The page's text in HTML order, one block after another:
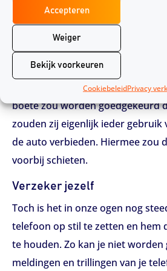
Accepteren
Weiger
Bekijk voorkeuren
CookiebeleidPrivacy
je hebt de telefoon hiervoor niet
Het hooggerechtshof heeft
van tafel geveegd van iemand die
gebruikte in een
omdat de wet zich op
boete zou worden goedgekeurd
zouden zij eigenlijk ieder gebruik
de auto verbieden. Hiermee zou
voorbij schieten.
Verzeker jezelf
Toch is het in onze ogen nog
telefoon op stil te zetten en hem
te houden. Zo kan je niet
meldingen en trillingen van je